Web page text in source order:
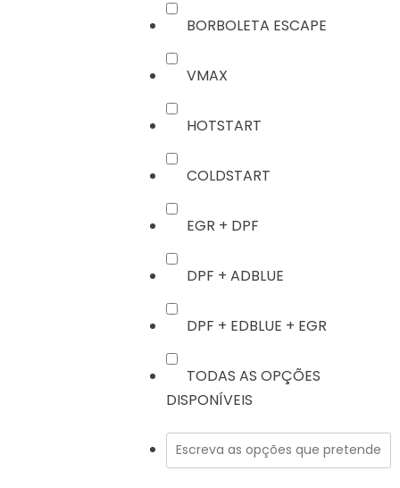
BORBOLETA ESCAPE
VMAX
HOTSTART
COLDSTART
EGR + DPF
DPF + ADBLUE
DPF + EDBLUE + EGR
TODAS AS OPÇÕES
DISPONÍVEIS